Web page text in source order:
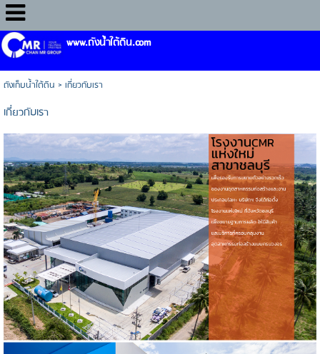
www.ถังน้ำใต้ดิน.com
ถังเก็บน้ำใต้ดิน > เกี่ยวกับเรา
เกี่ยวกับเรา